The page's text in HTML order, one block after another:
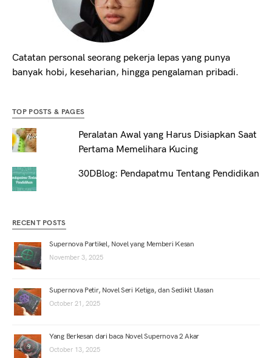
Catatan personal seorang pekerja lepas yang punya
banyak hobi, keseharian, hingga pengalaman pribadi.
TOP POSTS & PAGES
Peralatan Awal yang Harus Disiapkan Saat
Pertama Memelihara Kucing
30DBlog: Pendapatmu Tentang Pendidikan
RECENT POSTS
Supernova Partikel, Novel yang Memberi Kesan
November 3, 2025
Supernova Petir, Novel Seri Ketiga, dan Sedikit Ulasan
October 21, 2025
Yang Berkesan dari baca Novel Supernova 2 Akar
October 13, 2025